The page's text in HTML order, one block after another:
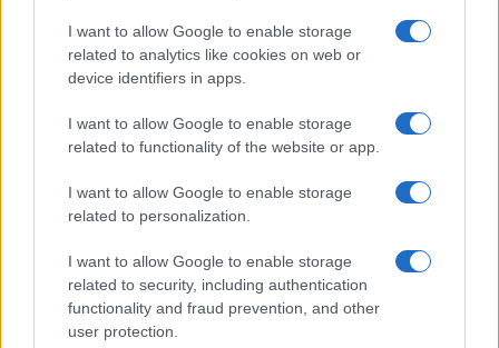
I want to allow Google to enable storage
related to analytics like cookies on web or
device identifiers in apps.
I want to allow Google to enable storage
related to functionality of the website or app.
I want to allow Google to enable storage
related to personalization.
I want to allow Google to enable storage
related to security, including authentication
functionality and fraud prevention, and other
user protection.
Tre milioni di euro dalla Provincia Gallura per
nuove aule nelle scuole di Olbia
Incidente sulla provinciale 125, paura tra Olbia e
Arzachena
Incidente sulla strada provinciale ad Arzachena,
un ferito
Sangue, musica e solidarietà con Avis Olbia al
Delta Center